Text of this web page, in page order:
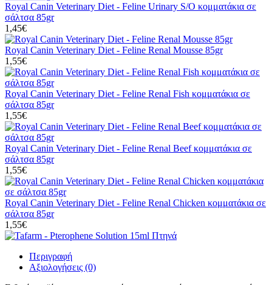
Royal Canin Veterinary Diet - Feline Urinary S/O κομματάκια σε
σάλτσα 85gr
1,45€
Royal Canin Veterinary Diet - Feline Renal Mousse 85gr
1,55€
Royal Canin Veterinary Diet - Feline Renal Fish κομματάκια σε
σάλτσα 85gr
1,55€
Royal Canin Veterinary Diet - Feline Renal Beef κομματάκια σε
σάλτσα 85gr
1,55€
Royal Canin Veterinary Diet - Feline Renal Chicken κομματάκια σε
σάλτσα 85gr
1,55€
Περιγραφή
Αξιολογήσεις (0)